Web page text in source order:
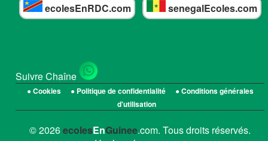
ecolesEnRDC.com senegalEcoles.com
Suivre Chaîne
● Cookies ● Politique de confidentialité
● Conditions générales
d'utilisation
© 2026ecolesEnGuinee.com. Tous droits réservés.